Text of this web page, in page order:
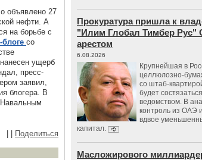
объявлено 27
нефти. А
на борьбе с
со
ущерб
пресс-
заявил,
блогера. В
Навальным
Поделиться
Прокуратура пришла к
"Илим Глобал Тимбер Рус"
арестом
6.08.2026
Крупнейшая в
целлюлозно-
со штаб-
будет
ведомством. В
контроль из ОАЭ
вдвое
капитал.
Масложирового